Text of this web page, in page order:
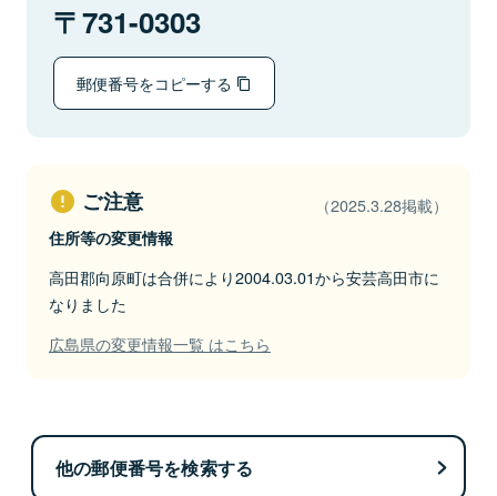
731-0303
郵便番号をコピーする
ご注意 （2025.3.28掲載）
住所等の変更情報
高田郡向原町は合併により2004.03.01から安芸高田市に
なりました
広島県の変更情報一覧 はこちら
他の郵便番号を検索する